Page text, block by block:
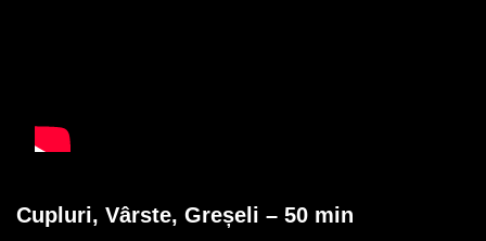
Cupluri, Vârste, Greșeli – 50 min